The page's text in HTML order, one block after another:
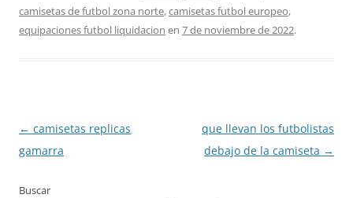
camisetas de futbol zona norte,camisetas futbol europeo,
equipaciones futbol liquidacion en 7 de noviembre de 2022.
Navegación
de
← camisetas replicas
gamarra
que llevan los futbolistas
debajo de la camiseta →
Buscar